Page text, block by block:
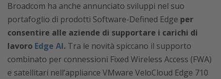
Broadcom ha anche annunciato sviluppi nel suo
portafoglio di prodotti Software-Defined Edge per
consentire alle aziende di supportare i carichi di
lavoro Edge AI. Tra le novità spiccano il supporto
combinato per connessioni Fixed Wireless Access (FWA)
e satellitari nell’appliance VMware VeloCloud Edge 710